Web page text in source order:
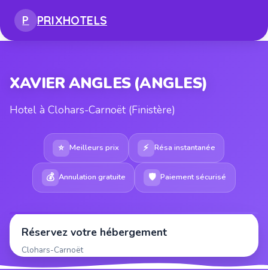
P PRIXHOTELS
XAVIER ANGLES (ANGLES)
Hotel à Clohars-Carnoët (Finistère)
⭐ Meilleurs prix ⚡ Résa instantanée
💰 Annulation gratuite 🛡 Paiement sécurisé
Réservez votre hébergement
Clohars-Carnoët